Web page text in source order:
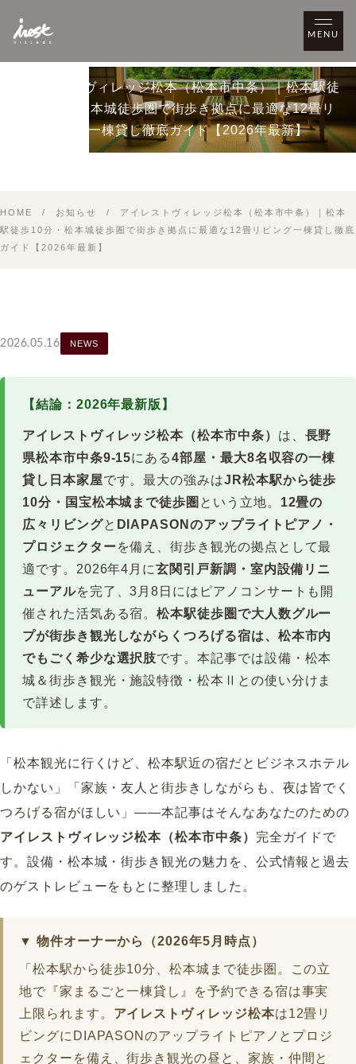
MENU
アイレストヴィレッジ松本（松本市中条）｜松本駅徒
歩10分・松本城徒歩圏で街歩き拠点に最適な12畳リ
ビング一棟貸し徹底ガイド【2026年最新】
HOME / お知らせ /
アイレストヴィレッジ松本（松本市中条）｜松本
駅徒歩10分・松本城徒歩圏で街歩き拠点に最適な12畳リビング一棟貸し徹底
ガイド【2026年最新】
2026.05.16 NEWS
【結論：2026年最新版】
アイレストヴィレッジ松本（松本市中条） は、 長野
県松本市中条9-15にある4部屋・最大8名収容の一棟
貸し日本家屋です。最大の強みはJR松本駅から徒歩
10分・国宝松本城まで徒歩圏 という立地。 12畳の
広々リビングと DIAPASONのアップライトピアノ・
プロジェクターを備え、街歩き観光の拠点として最
適です。2026年4月に玄関引戸新調・室内設備リニ
ューアルを完了、3月8日にはピアノコンサートも開
催された活気ある宿。松本駅徒歩圏で大人数グルー
プが街歩き観光しながらくつろげる宿は、松本市内
でもごく希少な選択肢です。本記事では設備・松本
城＆街歩き観光・施設特徴・松本Ⅱとの使い分けま
で詳述します。
「松本観光に行くけど、松本駅近の宿だとビジネスホテル
しかない」「家族・友人と街歩きしながらも、夜は皆でく
つろげる宿がほしい」――本記事はそんなあなたのための
アイレストヴィレッジ松本（松本市中条） 完全ガイドで
す。設備・松本城・街歩き観光の魅力を、公式情報と過去
のゲストレビューをもとに整理しました。
▼ 物件オーナーから（2026年5月時点）
「松本駅から徒歩10分、松本城まで徒歩圏。この立
地で『家まるごと一棟貸し』を予約できる宿は事実
上限られます。 アイレストヴィレッジ松本は12畳リ
ビングにDIAPASONのアップライトピアノとプロジ
ェクターを備え、街歩き観光の昼と、家族・仲間と